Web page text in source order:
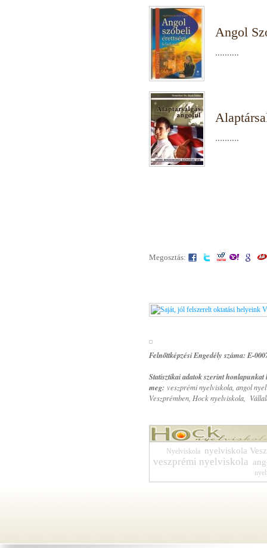
Angol
..........
..........
Megosztás:
Felnőttképzési Engedély száma: E-
Statisztikai adatok szerint
meg: veszprémi nyelviskola, angol
Veszprémben, Hock nyelviskola,
Nyelviskola nyelviskola
veszprémi nyelviskola